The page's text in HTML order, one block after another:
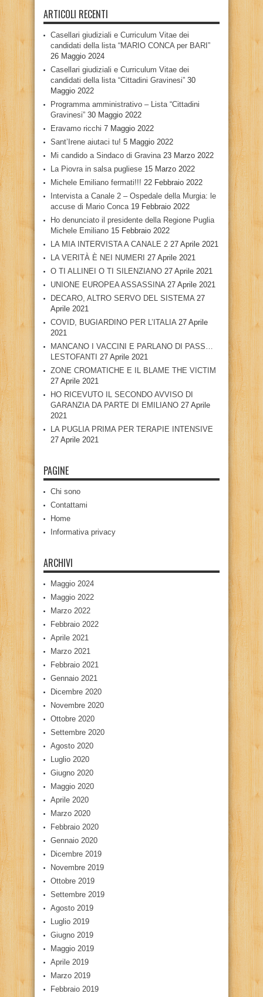
ARTICOLI RECENTI
Casellari giudiziali e Curriculum Vitae dei
candidati della lista “MARIO CONCA per BARI”
26 Maggio 2024
Casellari giudiziali e Curriculum Vitae dei
candidati della lista “Cittadini Gravinesi” 30
Maggio 2022
Programma amministrativo – Lista “Cittadini
Gravinesi” 30 Maggio 2022
Eravamo ricchi 7 Maggio 2022
Sant’Irene aiutaci tu! 5 Maggio 2022
Mi candido a Sindaco di Gravina 23 Marzo 2022
La Piovra in salsa pugliese 15 Marzo 2022
Michele Emiliano fermati!!! 22 Febbraio 2022
Intervista a Canale 2 – Ospedale della Murgia: le
accuse di Mario Conca 19 Febbraio 2022
Ho denunciato il presidente della Regione Puglia
Michele Emiliano 15 Febbraio 2022
LA MIA INTERVISTA A CANALE 2 27 Aprile 2021
LA VERITÀ È NEI NUMERI 27 Aprile 2021
O TI ALLINEI O TI SILENZIANO 27 Aprile 2021
UNIONE EUROPEA ASSASSINA 27 Aprile 2021
DECARO, ALTRO SERVO DEL SISTEMA 27
Aprile 2021
COVID, BUGIARDINO PER L’ITALIA 27 Aprile
2021
MANCANO I VACCINI E PARLANO DI PASS…
LESTOFANTI 27 Aprile 2021
ZONE CROMATICHE E IL BLAME THE VICTIM
27 Aprile 2021
HO RICEVUTO IL SECONDO AVVISO DI
GARANZIA DA PARTE DI EMILIANO 27 Aprile
2021
LA PUGLIA PRIMA PER TERAPIE INTENSIVE
27 Aprile 2021
PAGINE
Chi sono
Contattami
Home
Informativa privacy
ARCHIVI
Maggio 2024
Maggio 2022
Marzo 2022
Febbraio 2022
Aprile 2021
Marzo 2021
Febbraio 2021
Gennaio 2021
Dicembre 2020
Novembre 2020
Ottobre 2020
Settembre 2020
Agosto 2020
Luglio 2020
Giugno 2020
Maggio 2020
Aprile 2020
Marzo 2020
Febbraio 2020
Gennaio 2020
Dicembre 2019
Novembre 2019
Ottobre 2019
Settembre 2019
Agosto 2019
Luglio 2019
Giugno 2019
Maggio 2019
Aprile 2019
Marzo 2019
Febbraio 2019